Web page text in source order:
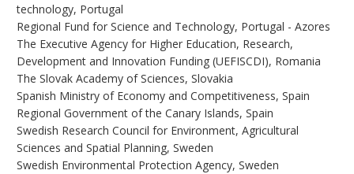
technology, Portugal
Regional Fund for Science and Technology, Portugal - Azores
The Executive Agency for Higher Education, Research,
Development and Innovation Funding (UEFISCDI), Romania
The Slovak Academy of Sciences, Slovakia
Spanish Ministry of Economy and Competitiveness, Spain
Regional Government of the Canary Islands, Spain
Swedish Research Council for Environment, Agricultural
Sciences and Spatial Planning, Sweden
Swedish Environmental Protection Agency, Sweden